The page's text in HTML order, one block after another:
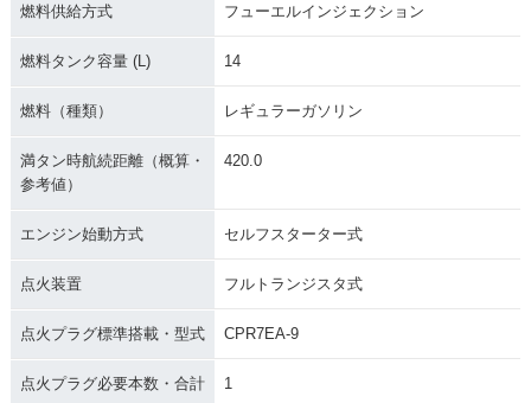
燃料供給方式 フューエルインジェクション
燃料タンク容量 (L) 14
燃料（種類） レギュラーガソリン
満タン時航続距離（概算・
参考値）
420.0
エンジン始動方式 セルフスターター式
点火装置 フルトランジスタ式
点火プラグ標準搭載・型式 CPR7EA-9
点火プラグ必要本数・合計 1